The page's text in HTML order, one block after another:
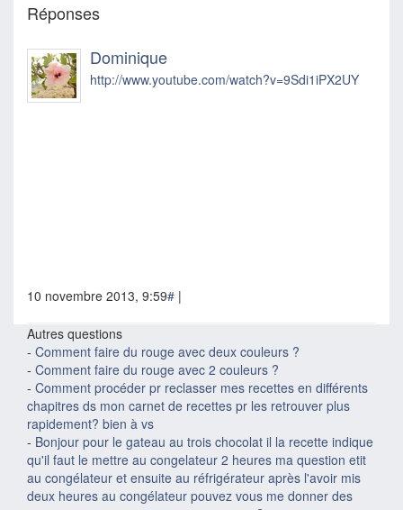
Réponses
Dominique
http://www.youtube.com/watch?v=9Sdi1iPX2UY
10 novembre 2013, 9:59# |
Autres questions
- Comment faire du rouge avec deux couleurs ?
- Comment faire du rouge avec 2 couleurs ?
- Comment procéder pr reclasser mes recettes en différents
chapitres ds mon carnet de recettes pr les retrouver plus
rapidement? bien à vs
- Bonjour pour le gateau au trois chocolat il la recette indique
qu'il faut le mettre au congelateur 2 heures ma question etit
au congélateur et ensuite au réfrigérateur après l'avoir mis
deux heures au congélateur pouvez vous me donner des